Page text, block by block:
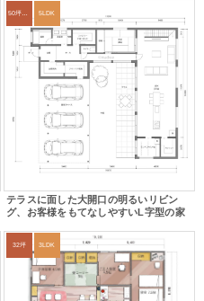
50坪以上 5LDK
テラスに面した大開口の明るいリビン
グ、お客様をもてなしやすいL字型の家
32坪 3LDK